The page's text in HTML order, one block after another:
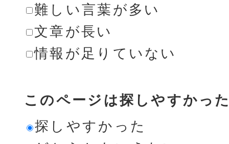
難しい言葉が多い
文章が長い
情報が足りていない
このページは探しやすかっ
探しやすかった